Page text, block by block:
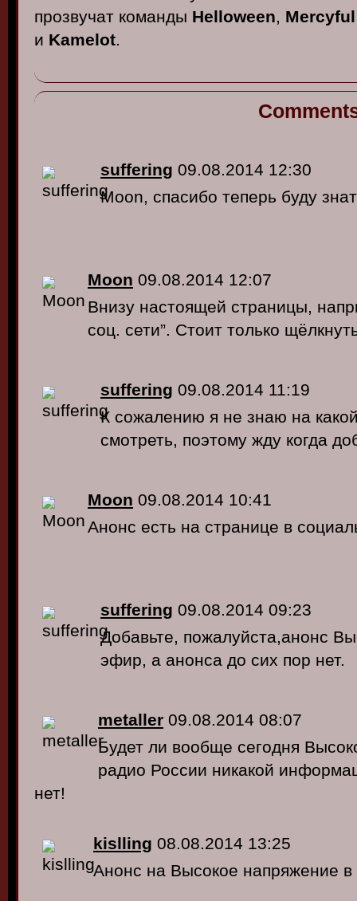
прозвучат команды Helloween,
и Kamelot.
suffering 09.08.2014 12:30
Moon, спасибо теперь буду
Moon 09.08.2014 12:07
Внизу настоящей страницы,
соц. сети”. Стоит только
suffering 09.08.2014 11:19
К сожалению я не знаю на
смотреть, поэтому жду когда
Moon 09.08.2014 10:41
Анонс есть на странице в
suffering 09.08.2014 09:23
Добавьте, пожалуйста,анонс
эфир, а анонса до сих пор нет.
metaller 09.08.2014 08:07
Будет ли вообще сегодня
радио России никакой
нет!
kislling 08.08.2014 13:25
Анонс на Высокое напряжение в